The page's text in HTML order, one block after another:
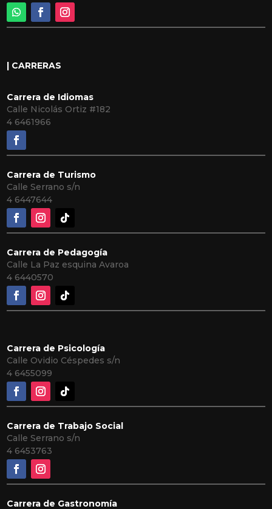
| CARRERAS
Carrera de Idiomas
Calle Nicolás Ortiz #182
4 6461966
Carrera de Turismo
Calle Serrano s/n
4 6447644
Carrera de Pedagogía
Calle La Paz esquina Avaroa
4 6440570
Carrera de Psicología
Calle Ovidio Céspedes s/n
4 6455099
Carrera de Trabajo Social
Calle Serrano s/n
4 6453763
Carrera de Gastronomía